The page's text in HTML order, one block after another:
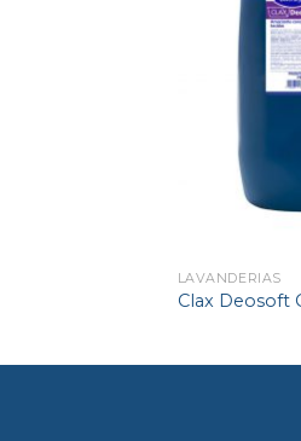
LAVANDERIAS
Clax Deosoft